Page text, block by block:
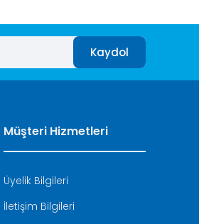
Kaydol
Müşteri Hizmetleri
Üyelik Bilgileri
İletişim Bilgileri